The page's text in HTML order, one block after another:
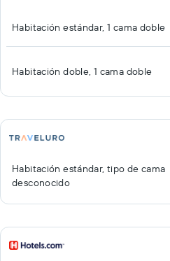
Habitación estándar, 1 cama doble
Habitación doble, 1 cama doble
Habitación estándar, tipo de cama
desconocido